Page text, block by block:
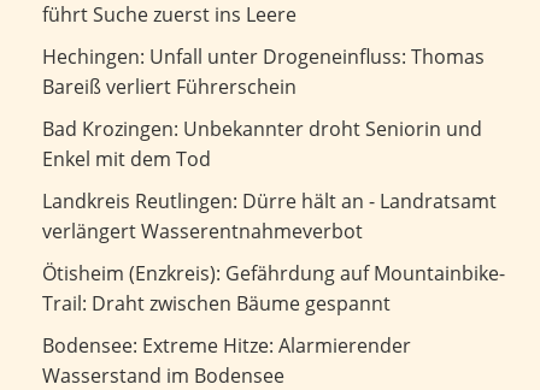
führt Suche zuerst ins Leere
Unfall unter Drogeneinfluss: Thomas Bareiß verliert
Führerschein
Hechingen: Unfall unter Drogeneinfluss: Thomas
Bareiß verliert Führerschein
Unbekannter droht Seniorin und Enkel mit dem Tod
Bad Krozingen: Unbekannter droht Seniorin und
Enkel mit dem Tod
Dürre hält an - Landratsamt verlängert
Wasserentnahmeverbot
Landkreis Reutlingen: Dürre hält an - Landratsamt
verlängert Wasserentnahmeverbot
Gefährdung auf Mountainbike-Trail: Draht zwischen
Bäume gespannt
Ötisheim (Enzkreis): Gefährdung auf Mountainbike-
Trail: Draht zwischen Bäume gespannt
Extreme Hitze: Alarmierender Wasserstand im Bodensee
Bodensee: Extreme Hitze: Alarmierender
Wasserstand im Bodensee